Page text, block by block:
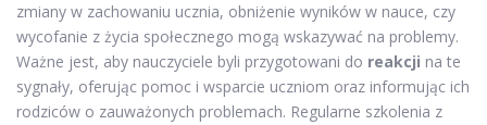
zmiany w zachowaniu ucznia, obniżenie wyników w nauce, czy
wycofanie z życia społecznego mogą wskazywać na problemy.
Ważne jest, aby nauczyciele byli przygotowani do reakcji na te
sygnały, oferując pomoc i wsparcie uczniom oraz informując ich
rodziców o zauważonych problemach. Regularne szkolenia z